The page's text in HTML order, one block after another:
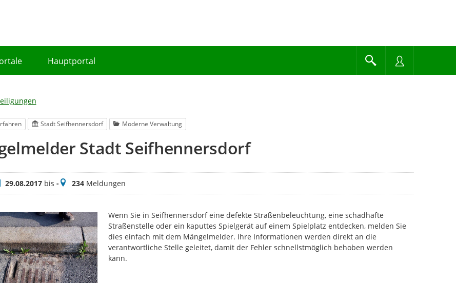
Hauptportal
Stadt Seifhennersdorf Moderne Verwaltung
Stadt Seifhennersdorf
29.08.2017bis -Meldungen
234Meldungen
Wenn Sie in Seifhennersdorf eine defekte Straßenbeleuchtung, eine schadhafte
Straßenstelle oder ein kaputtes Spielgerät auf einem Spielplatz entdecken, melden Sie
dies einfach mit dem Mängelmelder. Ihre Informationen werden direkt an die
verantwortliche Stelle geleitet, damit der Fehler schnellstmöglich behoben werden
kann.